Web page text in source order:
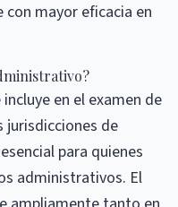
con mayor eficacia en
en el examen de
jurisdicciones de
para quienes
administrativos. El